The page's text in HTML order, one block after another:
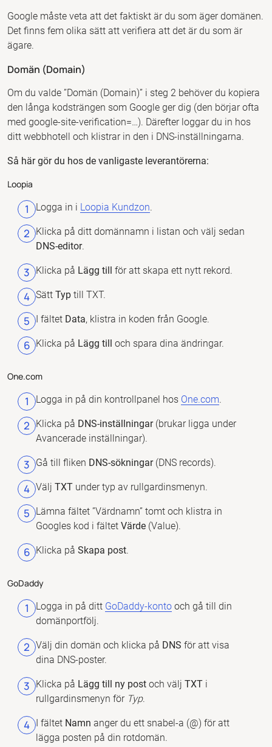
Google måste veta att det faktiskt är du som äger domänen.
Det finns fem olika sätt att verifiera att det är du som är
ägare.
Domän (Domain)
Om du valde ”Domän (Domain)” i steg 2 behöver du kopiera
den långa kodsträngen som Google ger dig (den börjar ofta
med google-site-verification=…). Därefter loggar du in hos
ditt webbhotell och klistrar in den i DNS-inställningarna.
Så här gör du hos de vanligaste leverantörerna:
Loopia
Logga in i Loopia Kundzon.
Klicka på ditt domännamn i listan och välj sedan
DNS-editor.
Klicka på Lägg till för att skapa ett nytt rekord.
Sätt Typ till TXT.
I fältet Data, klistra in koden från Google.
Klicka på Lägg till och spara dina ändringar.
One.com
Logga in på din kontrollpanel hos One.com.
Klicka på DNS-inställningar(brukar ligga under
Avancerade inställningar).
Gå till fliken DNS-sökningar(DNS records).
Välj TXT under typ av rullgardinsmenyn.
Lämna fältet ”Värdnamn” tomt och klistra in
Googles kod i fältet Värde (Value).
Klicka på Skapa post.
GoDaddy
Logga in på ditt GoDaddy-konto och gå till din
domänportfölj.
Välj din domän och klicka på DNS för att visa
dina DNS-poster.
Klicka på Lägg till ny post och välj TXT i
rullgardinsmenyn för Typ.
I fältet Namn anger du ett snabel-a (@) för att
lägga posten på din rotdomän.